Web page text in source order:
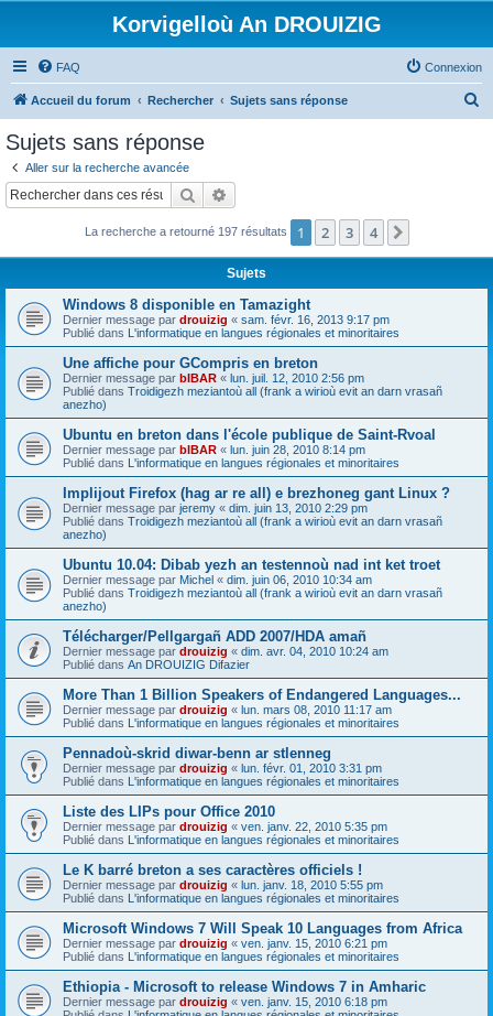
Korvigelloù An DROUIZIG
FAQ Connexion
Accueil du forum Rechercher Sujets sans réponse
c
Sujets sans réponse
Aller sur la recherche avancée
Rechercher
La recherche a retourné 197 résultats 1 2 3 4
Sujets
Windows 8 disponible en Tamazight
Dernier message par drouizig « sam. févr. 16, 2013 9:17 pm
Publié dans L'informatique en langues régionales et minoritaires
Une affiche pour GCompris en breton
Dernier message par bIBAR « lun. juil. 12, 2010 2:56 pm
Publié dans Troidigezh meziantoù all (frank a wirioù evit an darn vrasañ
anezho)
Ubuntu en breton dans l'école publique de Saint-Rvoal
Dernier message par bIBAR « lun. juin 28, 2010 8:14 pm
Publié dans L'informatique en langues régionales et minoritaires
Implijout Firefox (hag ar re all) e brezhoneg gant Linux ?
Dernier message par jeremy « dim. juin 13, 2010 2:29 pm
Publié dans Troidigezh meziantoù all (frank a wirioù evit an darn vrasañ
anezho)
Ubuntu 10.04: Dibab yezh an testennoù nad int ket troet
Dernier message par Michel « dim. juin 06, 2010 10:34 am
Publié dans Troidigezh meziantoù all (frank a wirioù evit an darn vrasañ
anezho)
Télécharger/Pellgargañ ADD 2007/HDA amañ
Dernier message par drouizig « dim. avr. 04, 2010 10:24 am
Publié dans An DROUIZIG Difazier
More Than 1 Billion Speakers of Endangered Languages...
Dernier message par drouizig « lun. mars 08, 2010 11:17 am
Publié dans L'informatique en langues régionales et minoritaires
Pennadoù-skrid diwar-benn ar stlenneg
Dernier message par drouizig « lun. févr. 01, 2010 3:31 pm
Publié dans L'informatique en langues régionales et minoritaires
Liste des LIPs pour Office 2010
Dernier message par drouizig « ven. janv. 22, 2010 5:35 pm
Publié dans L'informatique en langues régionales et minoritaires
Le K barré breton a ses caractères officiels !
Dernier message par drouizig « lun. janv. 18, 2010 5:55 pm
Publié dans L'informatique en langues régionales et minoritaires
Microsoft Windows 7 Will Speak 10 Languages from Africa
Dernier message par drouizig « ven. janv. 15, 2010 6:21 pm
Publié dans L'informatique en langues régionales et minoritaires
Ethiopia - Microsoft to release Windows 7 in Amharic
Dernier message par drouizig « ven. janv. 15, 2010 6:18 pm